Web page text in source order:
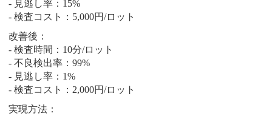
- 見逃し率：15%
- 検査コスト：5,000円/ロット
改善後：
- 検査時間：10分/ロット
- 不良検出率：99%
- 見逃し率：1%
- 検査コスト：2,000円/ロット
実現方法：